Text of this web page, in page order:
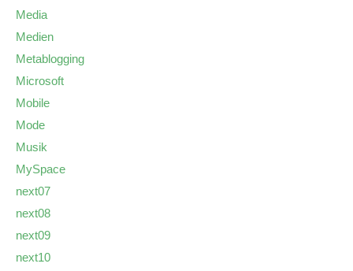
Media
Medien
Metablogging
Microsoft
Mobile
Mode
Musik
MySpace
next07
next08
next09
next10